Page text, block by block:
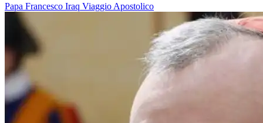
Papa Francesco Iraq Viaggio Apostolico